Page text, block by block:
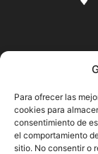
Para ofrecer las
cookies para
consentimiento de
el comportamiento
sitio. No consentir o
Pyme.es
actualizado
economía en
conseguir